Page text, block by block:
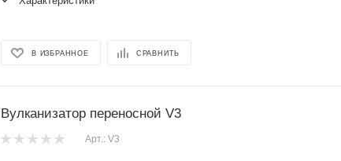
В ИЗБРАННОЕ СРАВНИТЬ
Вулканизатор переносной V3
Арт.: V3